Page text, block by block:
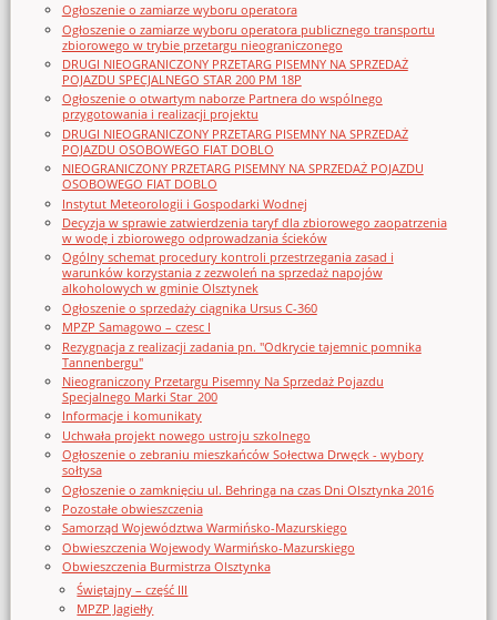
Ogłoszenie o zamiarze wyboru operatora
Ogłoszenie o zamiarze wyboru operatora publicznego transportu
zbiorowego w trybie przetargu nieograniczonego
DRUGI NIEOGRANICZONY PRZETARG PISEMNY NA SPRZEDAŻ
POJAZDU SPECJALNEGO STAR 200 PM 18P
Ogłoszenie o otwartym naborze Partnera do wspólnego
przygotowania i realizacji projektu
DRUGI NIEOGRANICZONY PRZETARG PISEMNY NA SPRZEDAŻ
POJAZDU OSOBOWEGO FIAT DOBLO
NIEOGRANICZONY PRZETARG PISEMNY NA SPRZEDAŻ POJAZDU
OSOBOWEGO FIAT DOBLO
Instytut Meteorologii i Gospodarki Wodnej
Decyzja w sprawie zatwierdzenia taryf dla zbiorowego zaopatrzenia
w wodę i zbiorowego odprowadzania ścieków
Ogólny schemat procedury kontroli przestrzegania zasad i
warunków korzystania z zezwoleń na sprzedaż napojów
alkoholowych w gminie Olsztynek
Ogłoszenie o sprzedaży ciągnika Ursus C-360
MPZP Samagowo – czesc I
Rezygnacja z realizacji zadania pn. "Odkrycie tajemnic pomnika
Tannenbergu"
Nieograniczony Przetargu Pisemny Na Sprzedaż Pojazdu
Specjalnego Marki Star_200
Informacje i komunikaty
Uchwała projekt nowego ustroju szkolnego
Ogłoszenie o zebraniu mieszkańców Sołectwa Drwęck - wybory
sołtysa
Ogłoszenie o zamknięciu ul. Behringa na czas Dni Olsztynka 2016
Pozostałe obwieszczenia
Samorząd Województwa Warmińsko-Mazurskiego
Obwieszczenia Wojewody Warmińsko-Mazurskiego
Obwieszczenia Burmistrza Olsztynka
Świętajny – część III
MPZP Jagiełły